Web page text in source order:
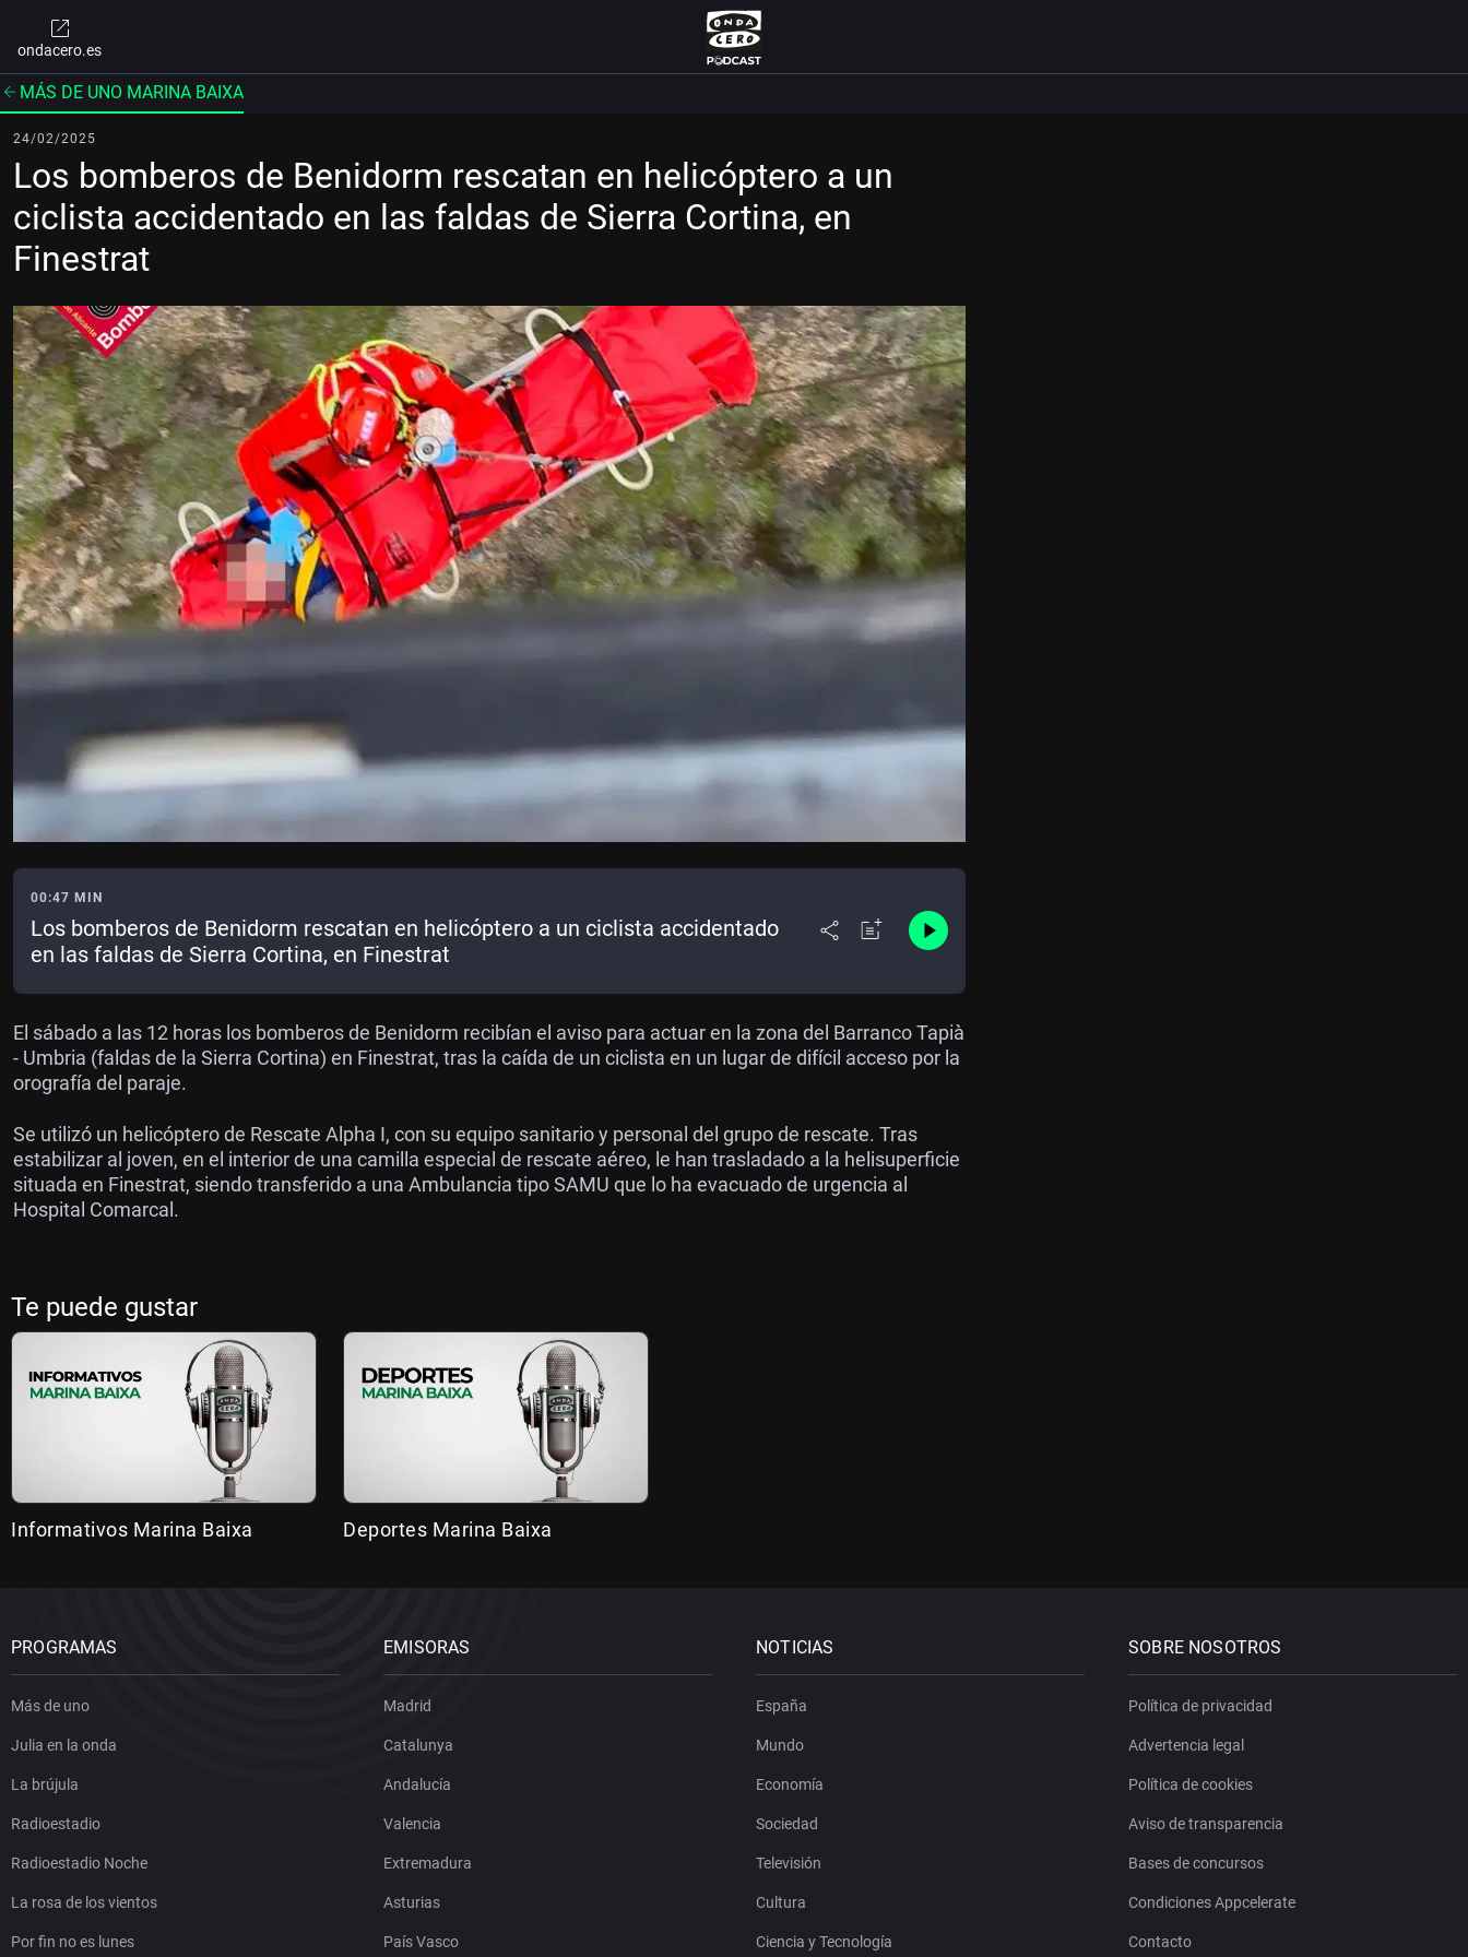
ondacero.es
MÁS DE UNO MARINA BAIXA
24/02/2025
Los bomberos de Benidorm rescatan en helicóptero a un
ciclista accidentado en las faldas de Sierra Cortina, en
Finestrat
00:47 MIN
Los bomberos de Benidorm rescatan en helicóptero a un ciclista accidentado
en las faldas de Sierra Cortina, en Finestrat
El sábado a las 12 horas los bomberos de Benidorm recibían el aviso para actuar en la zona del Barranco Tapià
- Umbria (faldas de la Sierra Cortina) en Finestrat, tras la caída de un ciclista en un lugar de difícil acceso por la
orografía del paraje.
Se utilizó un helicóptero de Rescate Alpha I, con su equipo sanitario y personal del grupo de rescate. Tras
estabilizar al joven, en el interior de una camilla especial de rescate aéreo, le han trasladado a la helisuperficie
situada en Finestrat, siendo transferido a una Ambulancia tipo SAMU que lo ha evacuado de urgencia al
Hospital Comarcal.
Te puede gustar
Informativos Marina Baixa Deportes Marina Baixa
PROGRAMAS
Más de uno
Julia en la onda
La brújula
Radioestadio
Radioestadio Noche
La rosa de los vientos
Por fin no es lunes
EMISORAS
Madrid
Catalunya
Andalucía
Valencia
Extremadura
Asturias
País Vasco
NOTICIAS
España
Mundo
Economía
Sociedad
Televisión
Cultura
Ciencia y Tecnología
SOBRE NOSOTROS
Política de privacidad
Advertencia legal
Política de cookies
Aviso de transparencia
Bases de concursos
Condiciones Appcelerate
Contacto